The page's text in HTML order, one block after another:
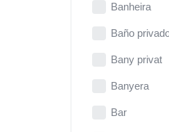
Banheira
Baño
Bany privat
Banyera
Bar